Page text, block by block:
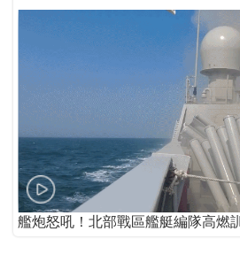
艦炮怒吼！北部戰區艦艇編隊高燃